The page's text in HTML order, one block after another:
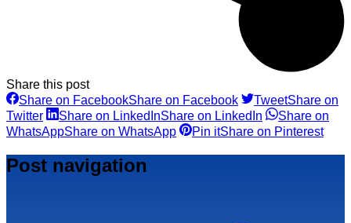
Share this post
Share on FacebookShare on Facebook TweetShare on
Twitter
Share on LinkedInShare on LinkedIn
Share on
WhatsAppShare on WhatsApp Pin itShare on Pinterest
Post navigation